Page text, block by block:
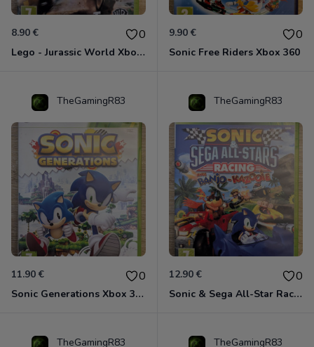
8.90 € 0
Lego - Jurassic World Xbox 360
9.90 € 0
Sonic Free Riders Xbox 360
TheGamingR83
11.90 € 0
Sonic Generations Xbox 360
TheGamingR83
12.90 € 0
Sonic & Sega All-Star Racing avec Banjo-Kazooie Xbox 360
TheGamingR83 TheGamingR83